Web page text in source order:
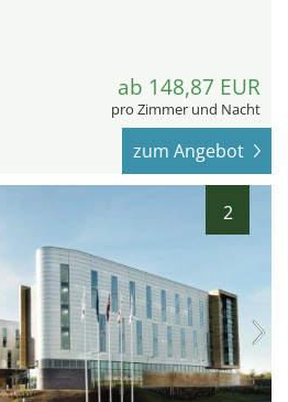
ab 148,87 EUR
pro Zimmer und Nacht
zum Angebot
2